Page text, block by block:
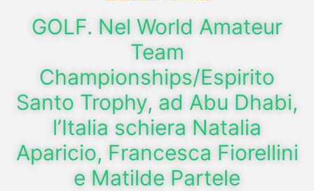
GOLF. Nel World Amateur
Team
Championships/Espirito
Santo Trophy, ad Abu Dhabi,
l’Italia schiera Natalia
Aparicio, Francesca Fiorellini
e Matilde Partele